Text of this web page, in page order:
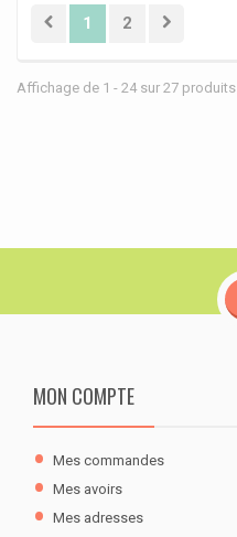
1 2
Affichage de 1 - 24 sur 27 produits
MON COMPTE
Mes commandes
Mes avoirs
Mes adresses